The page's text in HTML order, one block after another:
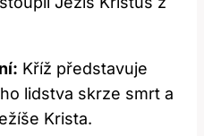
Kříž představuje
lidstva skrze smrt a
Krista.